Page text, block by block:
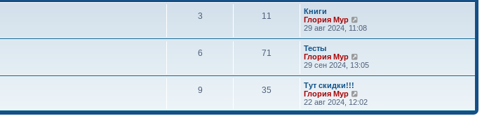
3 11
Книги
Глория Мур
е
т
и
к
с
л
29 авг 2024, 11:08
6 71
Тесты
Глория Мур
е
т
и
к
29 сен 2024, 13:05
9 35
Тут скидки!!!
Глория Мур
е
р
22 авг 2024, 12:02